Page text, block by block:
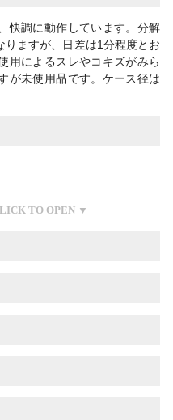
快調に動作しています。分解
ますが、日差は1分程度とお
用によるスレやコキズがみら
が未使用品です。ケース径は